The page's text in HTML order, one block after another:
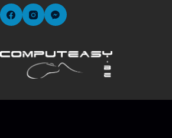
Passer
au
contenu